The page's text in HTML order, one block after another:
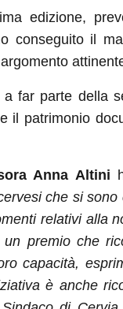
edizione,
conseguito il
far parte della
il patrimonio
a Anna Altini
che si
relativi alla
premio che
capacità,
è anche